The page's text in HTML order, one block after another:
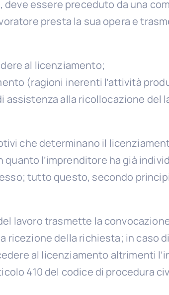
deve essere preceduto da una
presta la sua opera e
al licenziamento;
(ragioni inerenti l’attività
assistenza alla ricollocazione
che determinano il
l’imprenditore ha già
tutto questo, secondo
lavoro trasmette la
ricezione della richiesta; in caso
al licenziamento altrimenti
410 del codice di procedura